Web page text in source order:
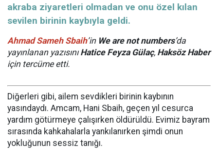
akraba ziyaretleri olmadan ve onu özel kılan
sevilen birinin kaybıyla geldi.
Ahmad Sameh Sbaih’in We are not numbers’da
yayınlanan yazısını Hatice Feyza Gülaç, Haksöz Haber
için tercüme etti.
Diğerleri gibi, ailem sevdikleri birinin kaybının
yasındaydı. Amcam, Hani Sbaih, geçen yıl cesurca
yardım götürmeye çalışırken öldürüldü. Evimiz bayram
sırasında kahkahalarla yankılanırken şimdi onun
yokluğunun sessiz tanığı.